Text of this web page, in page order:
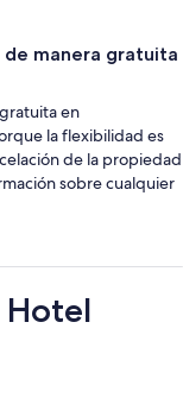
de manera gratuita
en
la flexibilidad es
de la propiedad
sobre cualquier